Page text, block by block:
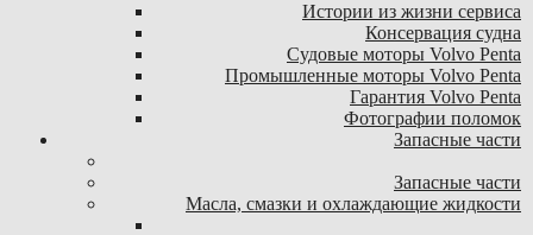
Истории из жизни сервиса
Консервация судна
Судовые моторы Volvo Penta
Промышленные моторы Volvo Penta
Гарантия Volvo Penta
Фотографии поломок
Запасные части
Запасные части
Масла, смазки и охлаждающие жидкости